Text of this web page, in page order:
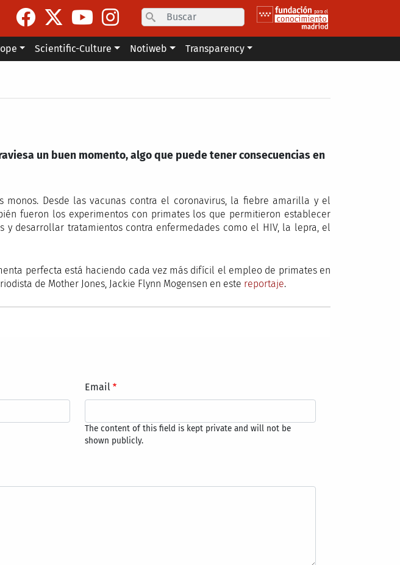
Search
Scientific-Culture Notiweb Transparency
un buen momento, algo que puede tener consecuencias en
monos. Desde las vacunas contra el coronavirus, la fiebre amarilla y el
fueron los experimentos con primates los que permitieron establecer
y desarrollar tratamientos contra enfermedades como el HIV, la lepra, el
perfecta está haciendo cada vez más difícil el empleo de primates en
de Mother Jones, Jackie Flynn Mogensen en este reportaje.
Email
The content of this field is kept private and will not be
shown publicly.